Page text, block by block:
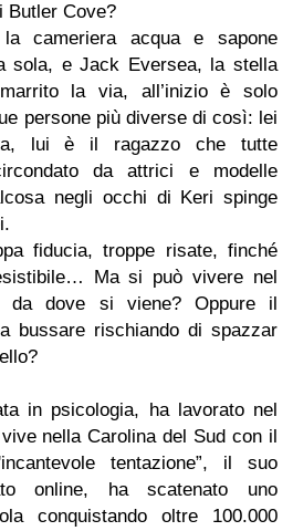
Butler Cove?
cameriera acqua e sapone
sola, e Jack Eversea, la stella
la via, all’inizio è solo
persone più diverse di così: lei
lui è il ragazzo che tutte
da attrici e modelle
negli occhi di Keri spinge
fiducia, troppe risate, finché
Ma si può vivere nel
da dove si viene? Oppure il
bussare rischiando di spazzar
in psicologia, ha lavorato nel
nella Carolina del Sud con il
tentazione”, il suo
online, ha scatenato uno
conquistando oltre 100.000